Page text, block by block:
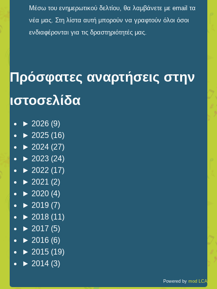
Μέσω του ενημερωτικού δελτίου, θα λαμβάνετε με email τα
νέα μας. Στη λίστα αυτή μπορούν να γραφτούν όλοι όσοι
ενδιαφέρονται για τις δραστηριότητές μας.
Πρόσφατες αναρτήσεις στην
ιστοσελίδα
► 2026 (9)
► 2025 (16)
► 2024 (27)
► 2023 (24)
► 2022 (17)
► 2021 (2)
► 2020 (4)
► 2019 (7)
► 2018 (11)
► 2017 (5)
► 2016 (6)
► 2015 (19)
► 2014 (3)
Powered by mod LCA